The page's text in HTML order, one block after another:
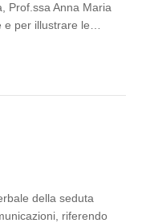
Prof.ssa Anna Maria
e per illustrare le…
della seduta
riferendo